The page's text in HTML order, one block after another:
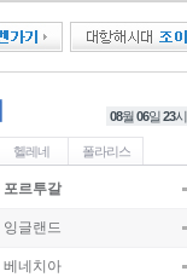
08월 06일 23시
헬레네 폴라리스
포르투갈
잉글랜드
베네치아